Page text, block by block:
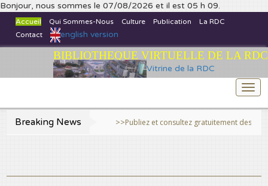
Bonjour, nous sommes le 07/08/2026 et il est 05 h 09.
Accueil Qui Sommes-Nous Culture Publication
La RDC
Contact
english version
Vitrine de la RDC
BIBLIOTHEQUE VIRTUELLE DE LA RDC
Breaking News >>Publiez et consultez gratuitement des